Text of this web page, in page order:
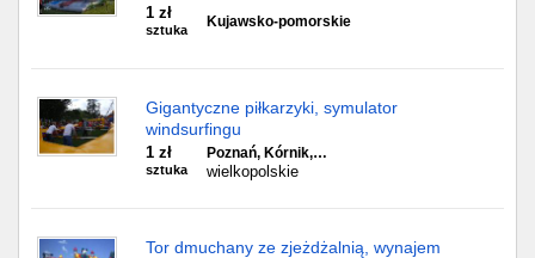
1 zł
sztuka
Kujawsko-pomorskie
Gigantyczne piłkarzyki, symulator
windsurfingu
1 zł
sztuka
Poznań, Kórnik,…
wielkopolskie
Tor dmuchany ze zjeżdżalnią, wynajem